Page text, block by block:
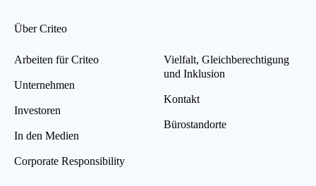
Über Criteo
Arbeiten für Criteo
Unternehmen
Investoren
In den Medien
Corporate Responsibility
Vielfalt, Gleichberechtigung
und Inklusion
Kontakt
Bürostandorte